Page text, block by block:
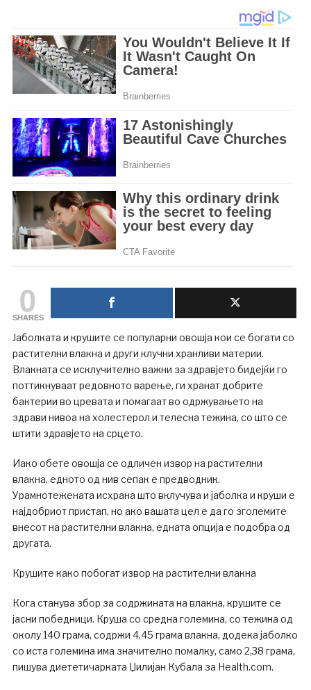
0
SHARES
Јаболката и крушите се популарни овошја кои се богати со
растителни влакна и други клучни хранливи материи.
Влакната се исклучително важни за здравјето бидејќи го
поттикнуваат редовното варење, ги хранат добрите
бактерии во цревата и помагаат во одржувањето на
здрави нивоа на холестерол и телесна тежина, со што се
штити здравјето на срцето.
Иако обете овошја се одличен извор на растителни
влакна, едното од нив сепак е предводник.
Урамнотежената исхрана што вклучува и јаболка и круши е
најдобриот пристап, но ако вашата цел е да го зголемите
внесот на растителни влакна, едната опција е подобра од
другата.
Крушите како побогат извор на растителни влакна
Кога станува збор за содржината на влакна, крушите се
јасни победници. Круша со средна големина, со тежина од
околу 140 грама, содржи 4,45 грама влакна, додека јаболко
со иста големина има значително помалку, само 2,38 грама,
пишува диететичарката Џилијан Кубала за Health.com.